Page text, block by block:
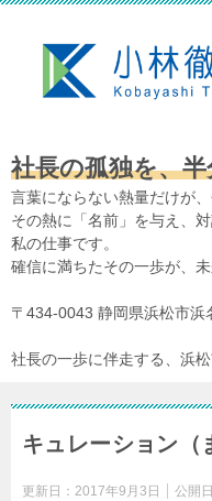
社長の孤独を、
言葉にならない熱量だけが
その熱に「名前」を与え、
私の仕事です。
確信に満ちたその一歩が、
〒434-0043 静岡県浜松市浜
社長の一歩に伴走する、浜
キュレーション（
更新日： 2017年9月3日 公開